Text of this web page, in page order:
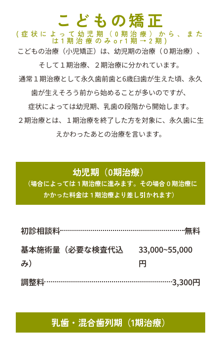
こどもの矯正
(症状によって幼児期（0期治療）から、また
は1期治療のみor1期→2期)
こどもの治療（小児矯正）は、幼児期の治療（０期治療）、
そして１期治療、２期治療に分かれています。
通常１期治療として永久歯前歯と6歳臼歯が生えた頃、永久
歯が生えそろう前から始めることが多いのですが、
症状によっては幼児期、乳歯の段階から開始します。
２期治療とは、１期治療を終了した方を対象に、永久歯に生
えかわったあとの治療を言います。
幼児期（0期治療）
（場合によっては１期治療に進みます。その場合０期治療に
かかった料金は１期治療より差し引かれます）
初診相談料
無料
基本施術量（必要な検査代込
み）
33,000~55,000
円
調整料
3,300円
乳歯・混合歯列期（1期治療）